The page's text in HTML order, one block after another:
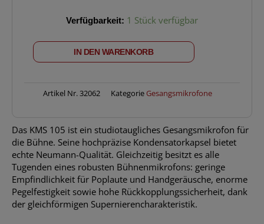
Verfügbarkeit: 1 Stück verfügbar
NEUMANN
Vocalmikro
Superniere
IN DEN WARENKORB
Artikel Nr. 32062 Kategorie Gesangsmikrofone
Das KMS 105 ist ein studiotaugliches Gesangsmikrofon für
die Bühne. Seine hochpräzise Kondensatorkapsel bietet
echte Neumann-Qualität. Gleichzeitig besitzt es alle
Tugenden eines robusten Bühnenmikrofons: geringe
Empfindlichkeit für Poplaute und Handgeräusche, enorme
Pegelfestigkeit sowie hohe Rückkopplungssicherheit, dank
der gleichförmigen Supernierencharakteristik.